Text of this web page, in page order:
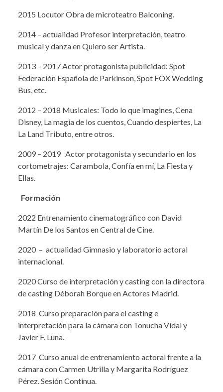
2015 Locutor Obra de microteatro Balconing.
2014 – actualidad Profesor interpretación, teatro
musical y danza en Quiero ser Artista.
2013 – 2017 Actor protagonista publicidad: Spot
Federación Española de Parkinson, Spot FOX Wedding
Bus, etc.
2012 – 2018 Musicales: Todo lo que imagines, Cena
Disney, La magia de los cuentos, Cuando despiertes, La
La Land Tributo, entre otros.
2009 – 2019 Actor protagonista y secundario en los
cortometrajes: Carambola, Confía en mí, La Fiesta y
Ellas.
Formación
2022 Entrenamiento cinematográfico con David
Martín De los Santos en Central de Cine.
2020 – actualidad Gimnasio y laboratorio actoral
internacional.
2020 Curso de interpretación y casting con la directora
de casting Déborah Borque en Actores Madrid.
2018 Curso preparación para el casting e
interpretación para la cámara con Tonucha Vidal y
Javier F. Luna.
2017 Curso anual de entrenamiento actoral frente a la
cámara con Carmen Utrilla y Margarita Rodríguez
Pérez. Sesión Continua.